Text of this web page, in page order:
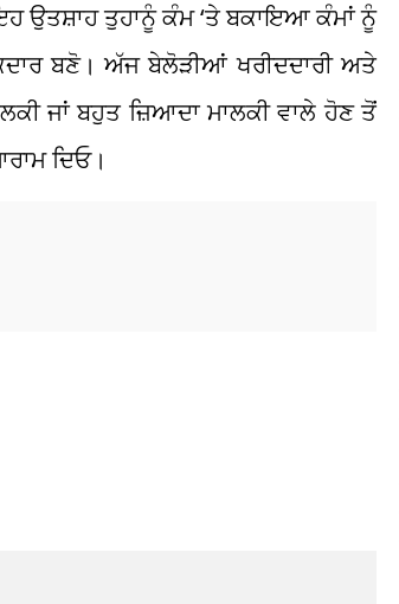
ਉਤਸ਼ਾਹ ਤੁਹਾਨੂੰ ਕੰਮ ‘ਤੇ ਬਕਾਇਆ ਕੰਮਾਂ ਨੂੰ
ਬਣੋ। ਅੱਜ ਬੇਲੋੜੀਆਂ ਖਰੀਦਦਾਰੀ ਅਤੇ
ਜਾਂ ਬਹੁਤ ਜ਼ਿਆਦਾ ਮਾਲਕੀ ਵਾਲੇ ਹੋਣ ਤੋਂ
ਦਿਓ।